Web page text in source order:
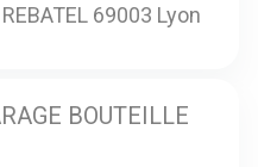
69003 Lyon
BOUTEILLE